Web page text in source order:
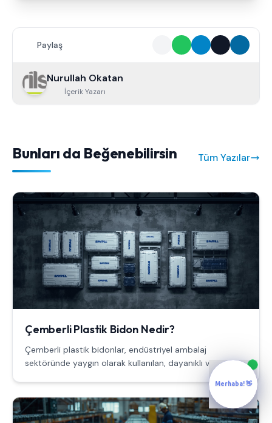
Paylaş
Nurullah Okatan
İçerik Yazarı
Bunları da Beğenebilirsin Tüm Yazılar
Çemberli Plastik Bidon Nedir?
Çemberli plastik bidonlar, endüstriyel ambalaj
sektöründe yaygın olarak kullanılan, dayanıklı ve sağlam
Merhaba! 👋